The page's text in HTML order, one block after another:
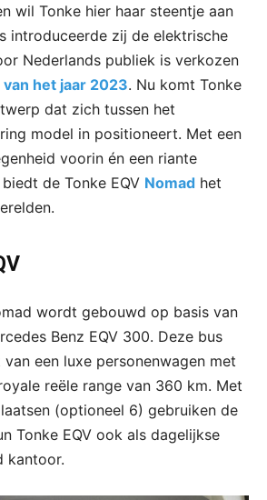
wil Tonke hier haar steentje aan
introduceerde zij de elektrische
Nederlands publiek is verkozen
het jaar 2023. Nu komt Tonke
dat zich tussen het
model in positioneert. Met een
voorin én een riante
de Tonke EQV Nomad het
wordt gebouwd op basis van
Benz EQV 300. Deze bus
een luxe personenwagen met
reële range van 360 km. Met
(optioneel 6) gebruiken de
Tonke EQV ook als dagelijkse
kantoor.